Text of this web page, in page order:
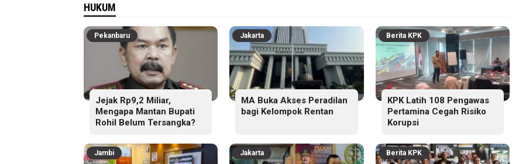
HUKUM
Pekanbaru
Jejak Rp9,2 Miliar,
Mengapa Mantan Bupati
Rohil Belum Tersangka?
Jakarta
MA Buka Akses Peradilan
bagi Kelompok Rentan
Berita KPK
KPK Latih 108 Pengawas
Pertamina Cegah Risiko
Korupsi
Jambi Jakarta Berita KPK